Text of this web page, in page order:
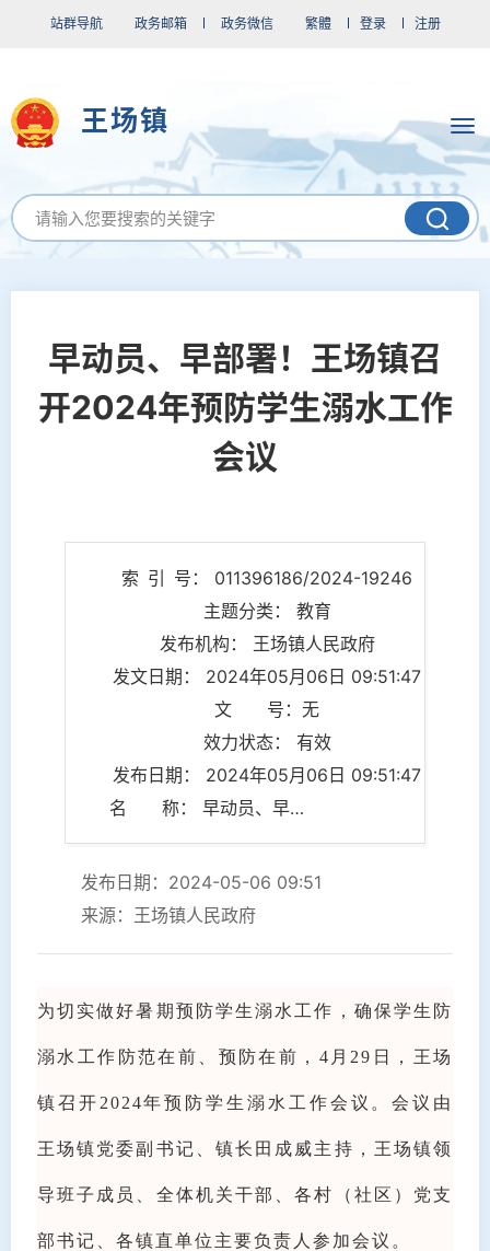
站群导航 政务邮箱 政务微信 繁體 登录 注册
王场镇
早动员、早部署！王场镇召
开2024年预防学生溺水工作
会议
索 引 号： 011396186/2024-19246
主题分类： 教育
发布机构： 王场镇人民政府
发文日期： 2024年05月06日 09:51:47
文 号：无
效力状态： 有效
发布日期： 2024年05月06日 09:51:47
名 称： 早动员、早部署！王场镇召开2024年预防学生溺水工作会议
发布日期：2024-05-06 09:51
来源：王场镇人民政府
为切实做好暑期预防学生溺水工作，确保学生防
溺水工作防范在前、预防在前，4月29日，王场
镇召开2024年预防学生溺水工作会议。会议由
王场镇党委副书记、镇长田成威主持，王场镇领
导班子成员、全体机关干部、各村（社区）党支
部书记、各镇直单位主要负责人参加会议。